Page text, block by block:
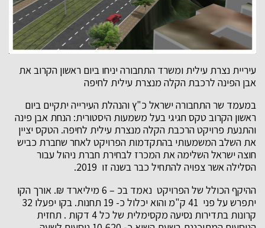
עיריית נצרת עילית ומשרד התחבורה יניחו ביום ראשון הקרוב את
אבן הפינה לרכבת הקלה מנצרת עילית לחיפה
במעמד שר התחבורה ישראל כ"ץ והנהלת העירייה יתקיים ביום
ראשון הקרוב טקס חגיגי בעל משמעות היסטורית: הנחת אבן פינה
והתנעת פרויקט הרכבת הקלה מנצרת עילית לחיפה. הטקס יציין
את השלב המשמעותי בהתקדמות הפרויקט לאחר שחברת כביש
חוצה ישראל השלימה את המכרז לבחירת חברת ניהול עבור
הסלילה אשר צפויה להתחיל כבר בשנה זו 2019.
ההיקף הכולל של הפרויקט נאמד בכ – 6 מיליארד ₪. אורך הקו
יתפרש על פני 41 ק"מ והוא יכלול כ- 19 תחנות. בקו יפעלו 32
קרונות בתדירות נסיעה מקסימלית של כל 4 דקות . תחזית